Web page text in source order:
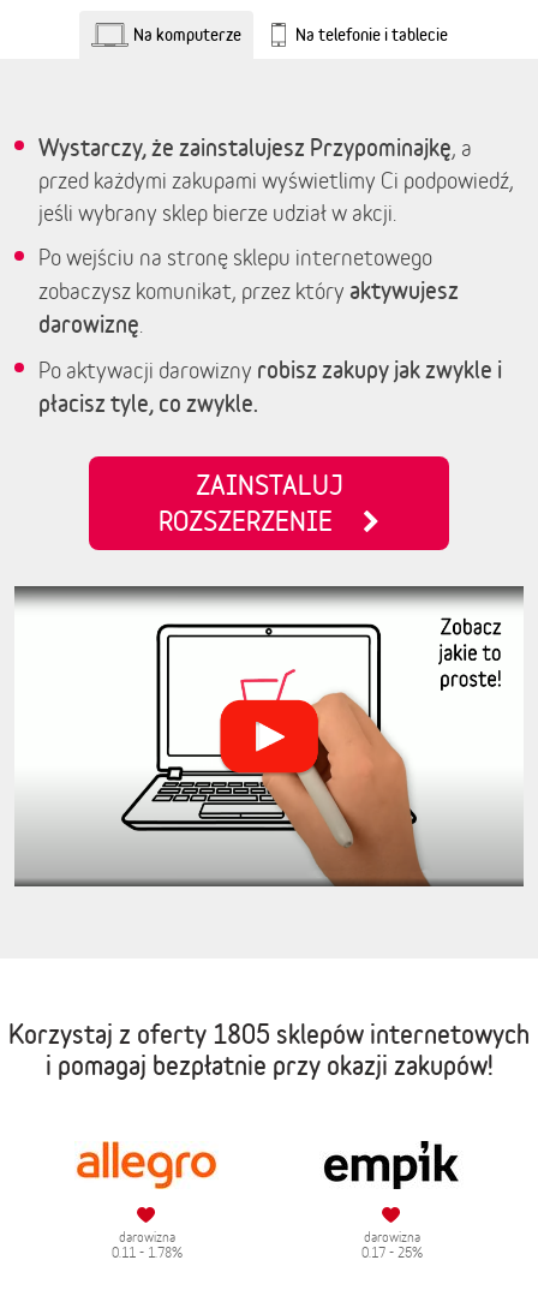
Na komputerze Na telefonie i tablecie
Wystarczy, że zainstalujesz Przypominajkę, a
przed każdymi zakupami wyświetlimy Ci podpowiedź,
jeśli wybrany sklep bierze udział w akcji.
Po wejściu na stronę sklepu internetowego
zobaczysz komunikat, przez który aktywujesz
darowiznę
Po aktywacji darowizny robisz zakupy jak zwykle i
płacisz tyle, co zwykle.
ZAINSTALUJ
ROZSZERZENIE
Korzystaj z oferty 1805 sklepów internetowych
i pomagaj bezpłatnie przy okazji zakupów!
darowizna
0.11 - 1.78%
darowizna
0.17 - 25%